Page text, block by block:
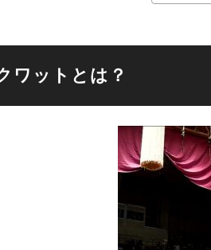
ワットとは？